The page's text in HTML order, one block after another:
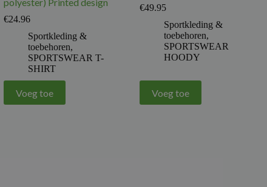
polyester) Printed design
€24.96
Sportkleding &
toebehoren,
SPORTSWEAR T-
SHIRT
Voeg toe
€49.95
Sportkleding &
toebehoren,
SPORTSWEAR
HOODY
Voeg toe